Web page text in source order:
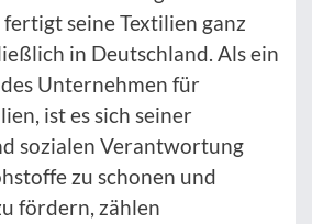
seine Textilien ganz
in Deutschland. Als ein
Unternehmen für
ist es sich seiner
sozialen Verantwortung
zu schonen und
fördern, zählen